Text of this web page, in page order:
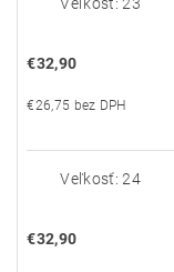
€32,90
€26,75 bez DPH
Veľkosť: 24
€32,90